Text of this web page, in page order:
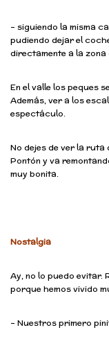
– siguiendo la misma
pudiendo dejar el
directamente a la zona
En el valle los peques
Además, ver a los
espectáculo.
No dejes de ver la ruta
Pontón y va
muy bonita.
Nostalgia
Ay, no lo puedo evitar.
porque hemos vivido
– Nuestros primero